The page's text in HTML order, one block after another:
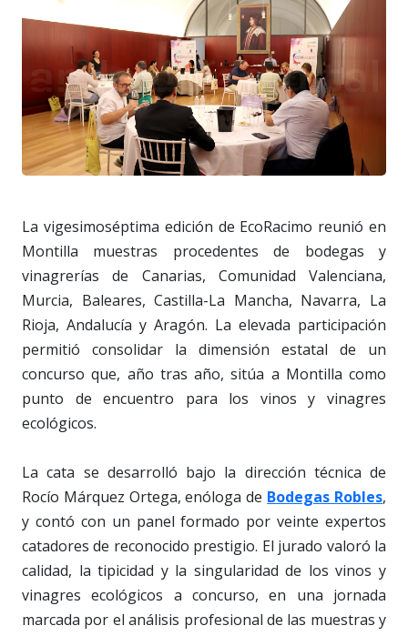
La vigesimoséptima edición de EcoRacimo reunió en
Montilla muestras procedentes de bodegas y
vinagrerías de Canarias, Comunidad Valenciana,
Murcia, Baleares, Castilla-La Mancha, Navarra, La
Rioja, Andalucía y Aragón. La elevada participación
permitió consolidar la dimensión estatal de un
concurso que, año tras año, sitúa a Montilla como
punto de encuentro para los vinos y vinagres
ecológicos.
La cata se desarrolló bajo la dirección técnica de
Rocío Márquez Ortega, enóloga de Bodegas Robles,
y contó con un panel formado por veinte expertos
catadores de reconocido prestigio. El jurado valoró la
calidad, la tipicidad y la singularidad de los vinos y
vinagres ecológicos a concurso, en una jornada
marcada por el análisis profesional de las muestras y